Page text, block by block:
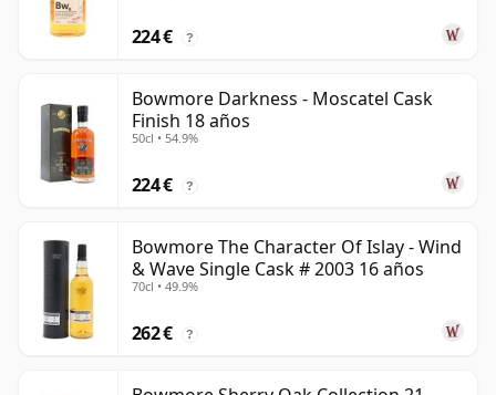
224 € ?
Bowmore Darkness - Moscatel Cask
Finish 18 años
50cl • 54.9%
224 € ?
Bowmore The Character Of Islay - Wind
& Wave Single Cask # 2003 16 años
70cl • 49.9%
262 € ?